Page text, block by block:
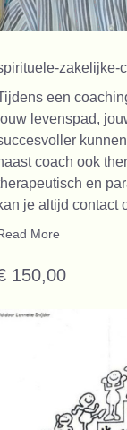
zakelijke-
een
levenspad,
coach ook
en
je altijd contact
More
150,00